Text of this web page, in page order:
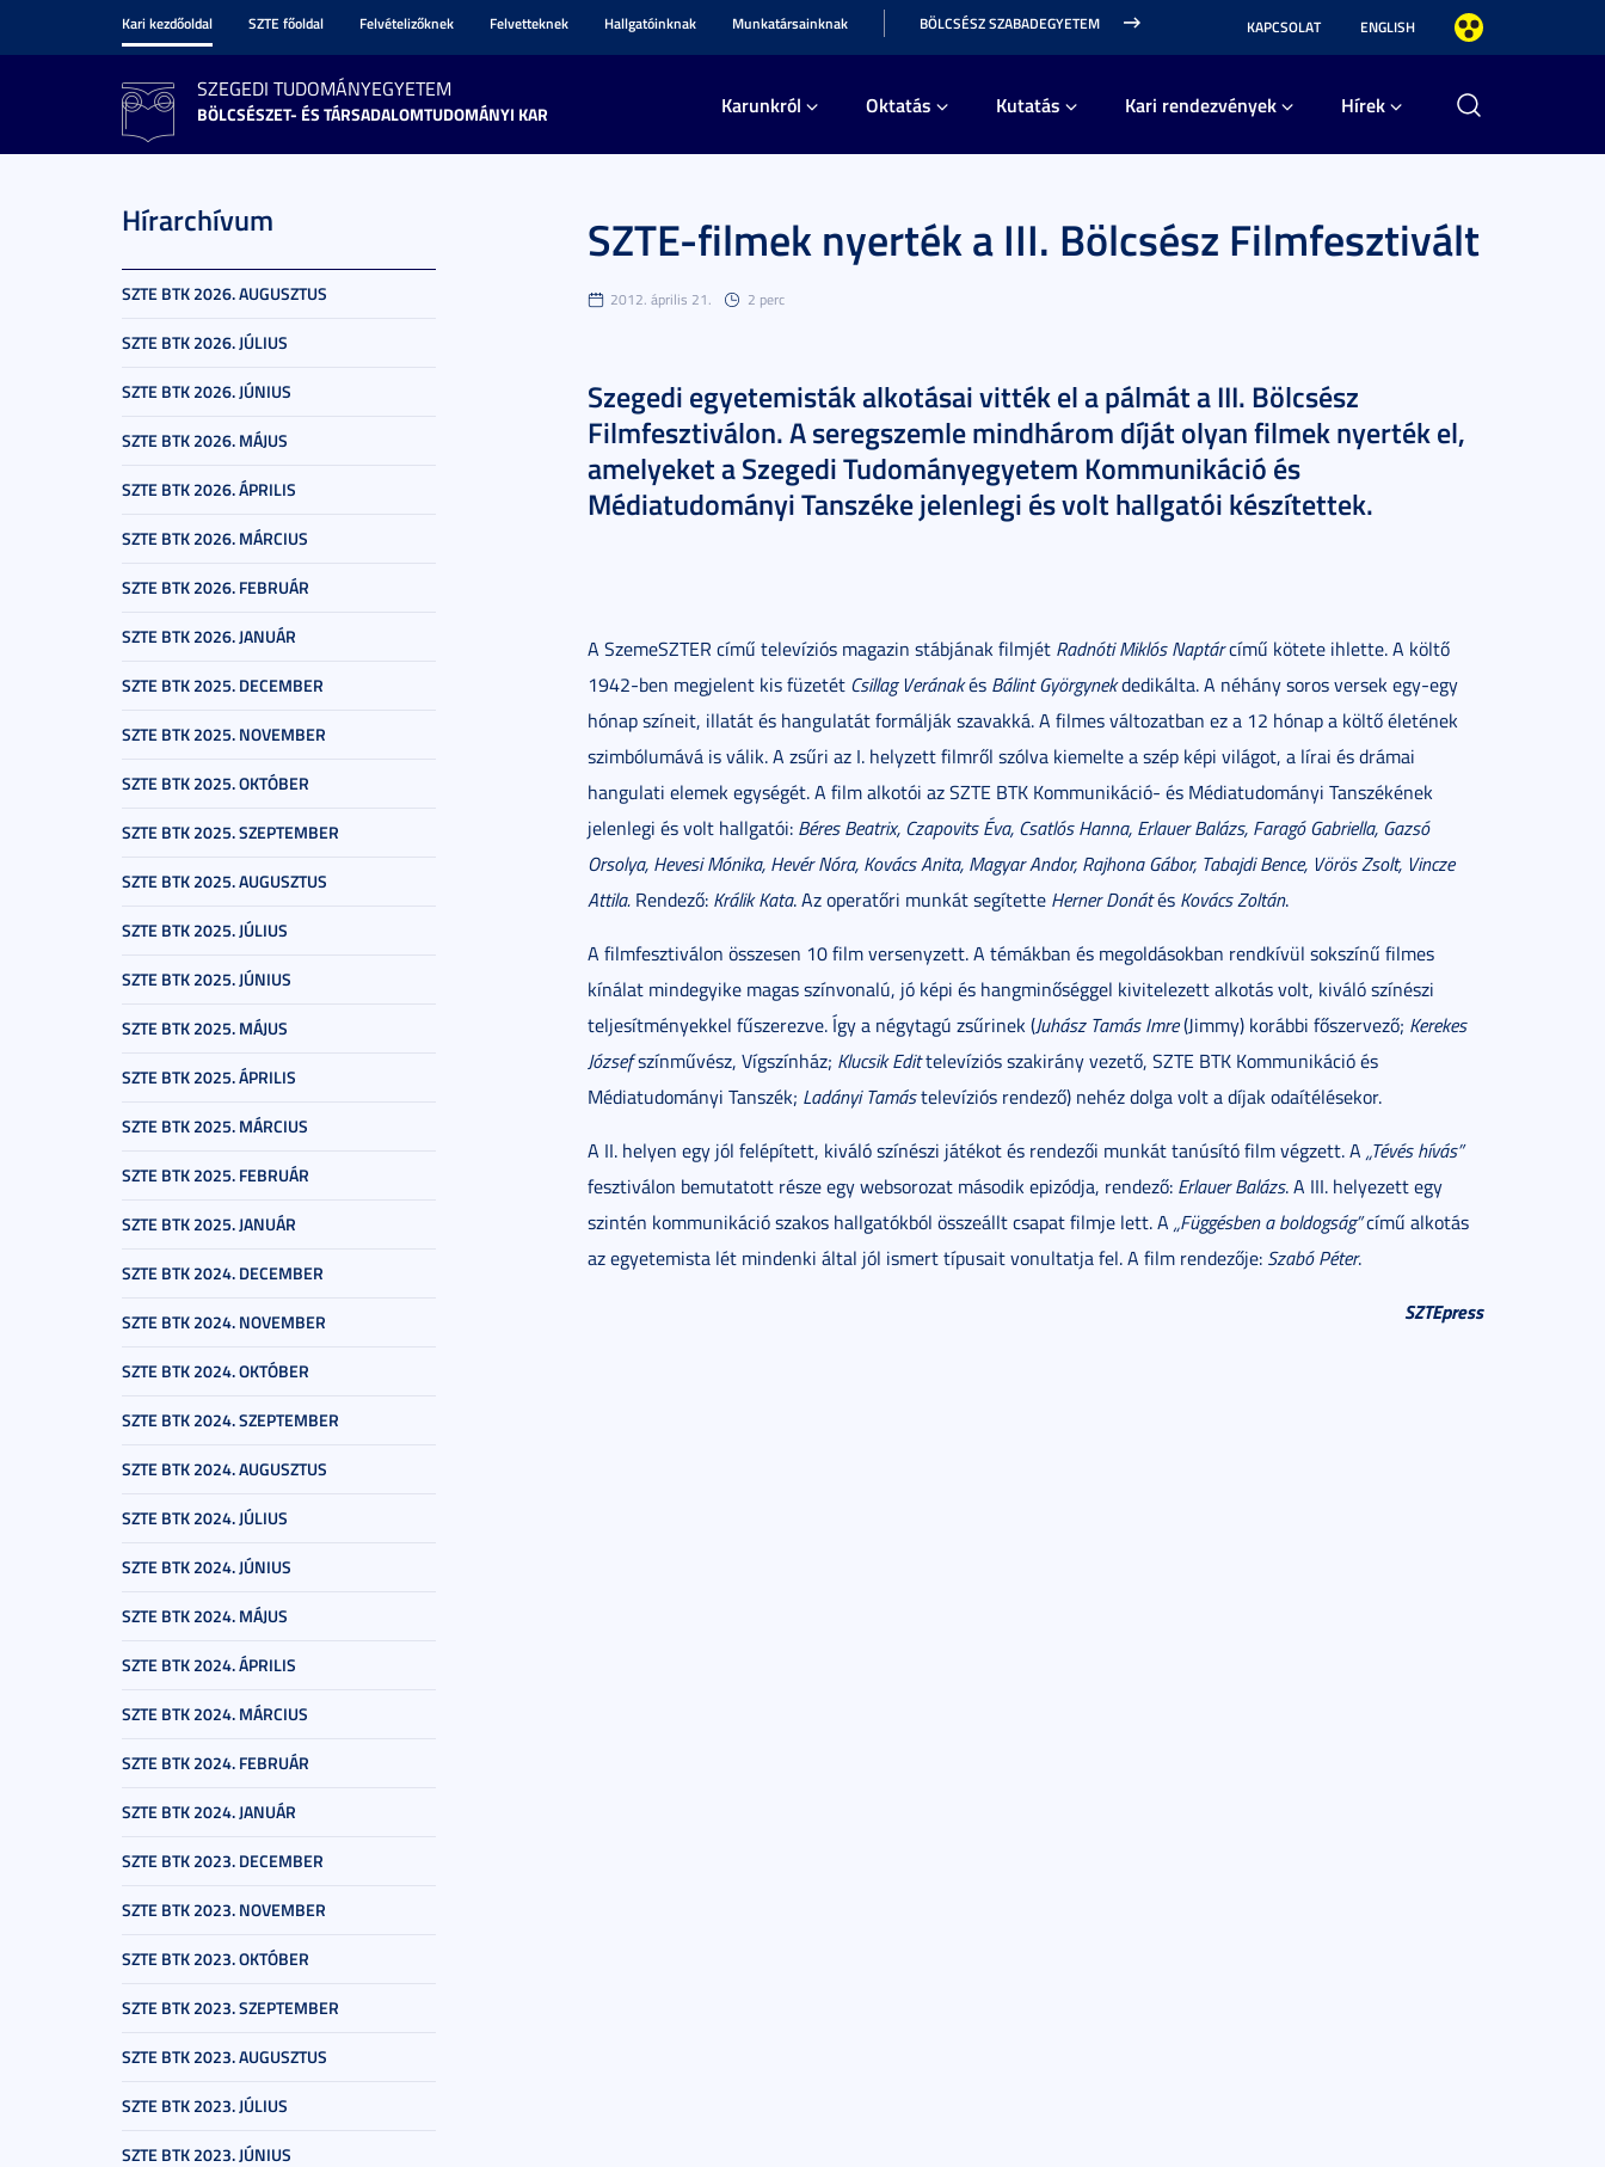
Kari kezdőoldal SZTE főoldal Felvételizőknek Felvetteknek Hallgatóinknak Munkatársainknak BÖLCSÉSZ SZABADEGYETEM KAPCSOLAT ENGLISH
SZEGEDI TUDOMÁNYEGYETEM
BÖLCSÉSZET- ÉS TÁRSADALOMTUDOMÁNYI KAR Karunkról Oktatás Kutatás Kari rendezvények Hírek
Hírarchívum
SZTE BTK 2026. AUGUSZTUS
SZTE BTK 2026. JÚLIUS
SZTE BTK 2026. JÚNIUS
SZTE BTK 2026. MÁJUS
SZTE BTK 2026. ÁPRILIS
SZTE BTK 2026. MÁRCIUS
SZTE BTK 2026. FEBRUÁR
SZTE BTK 2026. JANUÁR
SZTE BTK 2025. DECEMBER
SZTE BTK 2025. NOVEMBER
SZTE BTK 2025. OKTÓBER
SZTE BTK 2025. SZEPTEMBER
SZTE BTK 2025. AUGUSZTUS
SZTE BTK 2025. JÚLIUS
SZTE BTK 2025. JÚNIUS
SZTE BTK 2025. MÁJUS
SZTE BTK 2025. ÁPRILIS
SZTE BTK 2025. MÁRCIUS
SZTE BTK 2025. FEBRUÁR
SZTE BTK 2025. JANUÁR
SZTE BTK 2024. DECEMBER
SZTE BTK 2024. NOVEMBER
SZTE BTK 2024. OKTÓBER
SZTE BTK 2024. SZEPTEMBER
SZTE BTK 2024. AUGUSZTUS
SZTE BTK 2024. JÚLIUS
SZTE BTK 2024. JÚNIUS
SZTE BTK 2024. MÁJUS
SZTE BTK 2024. ÁPRILIS
SZTE BTK 2024. MÁRCIUS
SZTE BTK 2024. FEBRUÁR
SZTE BTK 2024. JANUÁR
SZTE BTK 2023. DECEMBER
SZTE BTK 2023. NOVEMBER
SZTE BTK 2023. OKTÓBER
SZTE BTK 2023. SZEPTEMBER
SZTE BTK 2023. AUGUSZTUS
SZTE BTK 2023. JÚLIUS
SZTE BTK 2023. JÚNIUS
SZTE-filmek nyerték a III. Bölcsész Filmfesztivált
2012. április 21. 2 perc
Szegedi egyetemisták alkotásai vitték el a pálmát a III. Bölcsész
Filmfesztiválon. A seregszemle mindhárom díját olyan filmek nyerték el,
amelyeket a Szegedi Tudományegyetem Kommunikáció és
Médiatudományi Tanszéke jelenlegi és volt hallgatói készítettek.
A SzemeSZTER című televíziós magazin stábjának filmjét Radnóti Miklós Naptárcímű kötete ihlette. A költő
1942-ben megjelent kis füzetét Csillag Veránakés Bálint Györgynekdedikálta. A néhány soros versek egy-egy
hónap színeit, illatát és hangulatát formálják szavakká. A filmes változatban ez a 12 hónap a költő életének
szimbólumává is válik. A zsűri az I. helyzett filmről szólva kiemelte a szép képi világot, a lírai és drámai
hangulati elemek egységét. A film alkotói az SZTE BTK Kommunikáció- és Médiatudományi Tanszékének
jelenlegi és volt hallgatói: Béres Beatrix, Czapovits Éva, Csatlós Hanna, Erlauer Balázs, Faragó Gabriella, Gazsó
Orsolya, Hevesi Mónika, Hevér Nóra, Kovács Anita, Magyar Andor, Rajhona Gábor, Tabajdi Bence, Vörös Zsolt, Vincze
Attila. Rendező: Králik Kata. Az operatőri munkát segítette Herner Donátés Kovács Zoltán.
A filmfesztiválon összesen 10 film versenyzett. A témákban és megoldásokban rendkívül sokszínű filmes
kínálat mindegyike magas színvonalú, jó képi és hangminőséggel kivitelezett alkotás volt, kiváló színészi
teljesítményekkel fűszerezve. Így a négytagú zsűrinek (Juhász Tamás Imre(Jimmy) korábbi főszervező; Kerekes
Józsefszínművész, Vígszínház; Klucsik Edittelevíziós szakirány vezető, SZTE BTK Kommunikáció és
Médiatudományi Tanszék; Ladányi Tamástelevíziós rendező) nehéz dolga volt a díjak odaítélésekor.
A II. helyen egy jól felépített, kiváló színészi játékot és rendezői munkát tanúsító film végzett. A „Tévés hívás”
fesztiválon bemutatott része egy websorozat második epizódja, rendező: Erlauer Balázs. A III. helyezett egy
szintén kommunikáció szakos hallgatókból összeállt csapat filmje lett. A „Függésben a boldogság”című alkotás
az egyetemista lét mindenki által jól ismert típusait vonultatja fel. A film rendezője: Szabó Péter.
SZTEpress